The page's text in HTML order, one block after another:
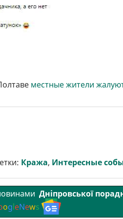
местные жители
Кража, Интересные
Дніпровської
ogleNews